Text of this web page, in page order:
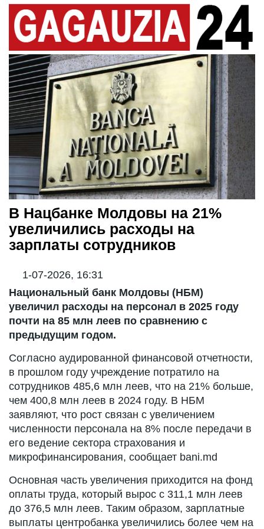
В Нацбанке Молдовы на 21%
увеличились расходы на
зарплаты сотрудников
1-07-2026, 16:31
Национальный банк Молдовы (НБМ)
увеличил расходы на персонал в 2025 году
почти на 85 млн леев по сравнению с
предыдущим годом.
Согласно аудированной финансовой отчетности,
в прошлом году учреждение потратило на
сотрудников 485,6 млн леев, что на 21% больше,
чем 400,8 млн леев в 2024 году. В НБМ
заявляют, что рост связан с увеличением
численности персонала на 8% после передачи в
его ведение сектора страхования и
микрофинансирования, сообщает bani.md
Основная часть увеличения приходится на фонд
оплаты труда, который вырос с 311,1 млн леев
до 376,5 млн леев. Таким образом, зарплатные
выплаты центробанка увеличились более чем на